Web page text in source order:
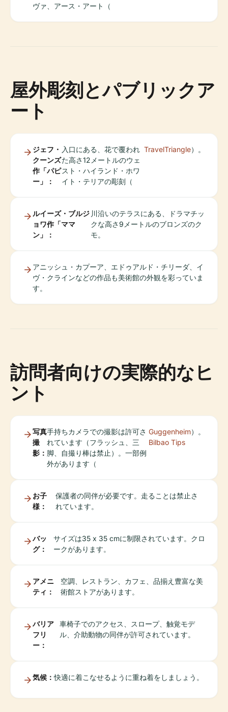
ヴァ、アース・アート（
屋外彫刻とパブリックア
ート
ジェフ・
クーンズ
作「パピ
ー」：
入口にある、花で覆われ
た高さ12メートルのウェ
スト・ハイランド・ホワ
イト・テリアの彫刻（
TravelTriangle）。
ルイーズ・ブルジ
ョワ作「ママ
ン」：
川沿いのテラスにある、ドラマチッ
クな高さ9メートルのブロンズのク
モ。
アニッシュ・カプーア、エドゥアルド・チリーダ、イ
ヴ・クラインなどの作品も美術館の外観を彩っていま
す。
訪問者向けの実際的なヒ
ント
写真
撮
影：
手持ちカメラでの撮影は許可さ
れています（フラッシュ、三
脚、自撮り棒は禁止）。一部例
外があります（
Guggenheim
Bilbao Tips
）。
お子
様：
保護者の同伴が必要です。走ることは禁止さ
れています。
バッ
グ：
サイズは35 x 35 cmに制限されています。クロ
ークがあります。
アメニ
ティ：
空調、レストラン、カフェ、品揃え豊富な美
術館ストアがあります。
バリア
フリ
ー：
車椅子でのアクセス、スロープ、触覚モデ
ル、介助動物の同伴が許可されています。
気候：快適に着こなせるように重ね着をしましょう。